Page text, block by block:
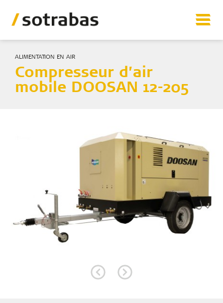
Matériels
Vente matériel d’occasion
Sotrabas
Etablissement La Bâtie
Route de l'industrie
73540 LA BATHIE
ALIMENTATION EN AIR
Compresseur d’air
mobile DOOSAN 12-205